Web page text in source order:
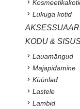
Lukuga kotid
KODU &
Lauamängud
Majapidamine
Küünlad
Lastele
Lambid